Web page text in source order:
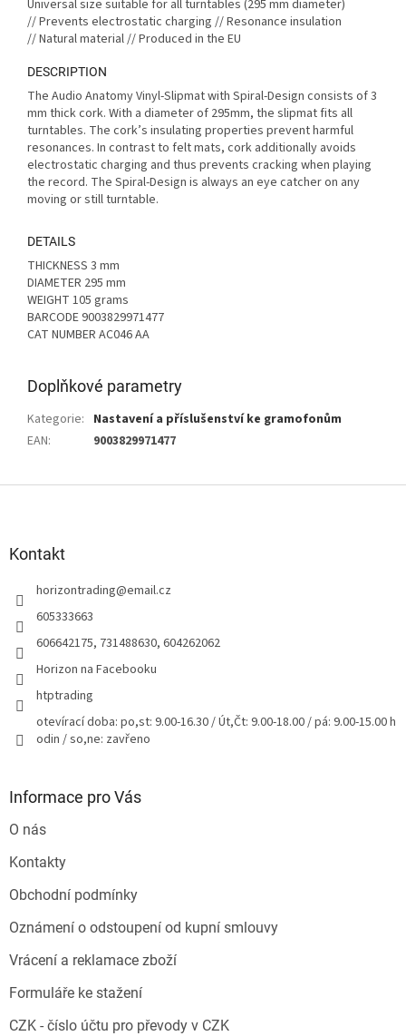
Universal size suitable for all turntables (295 mm diameter)
//Prevents electrostatic charging //Resonance insulation
//Natural material //Produced in the EU
DESCRIPTION
The Audio Anatomy Vinyl-Slipmat with Spiral-Design consists of 3
mm thick cork. With a diameter of 295mm, the slipmat fits all
turntables. The cork’s insulating properties prevent harmful
resonances. In contrast to felt mats, cork additionally avoids
electrostatic charging and thus prevents cracking when playing
the record. The Spiral-Design is always an eye catcher on any
moving or still turntable.
DETAILS
THICKNESS 3 mm
DIAMETER 295 mm
WEIGHT 105 grams
BARCODE 9003829971477
CAT NUMBER AC046 AA
Doplňkové parametry
Kategorie: Nastavení a příslušenství ke gramofonům
EAN: 9003829971477
Kontakt
horizontrading@email.cz
605333663
606642175, 731488630, 604262062
Horizon na Facebooku
htptrading
otevírací doba: po,st: 9.00-16.30 / Út,Čt: 9.00-18.00 / pá: 9.00-15.00 h
odin / so,ne: zavřeno
Informace pro Vás
O nás
Kontakty
Obchodní podmínky
Oznámení o odstoupení od kupní smlouvy
Vrácení a reklamace zboží
Formuláře ke stažení
CZK - číslo účtu pro převody v CZK